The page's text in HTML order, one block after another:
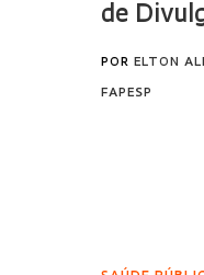
de
PORELTON
FAPESP